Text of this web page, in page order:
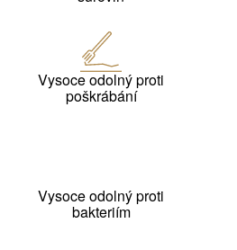
Vysoce odolný proti
poškrábání
Vysoce odolný proti
bakteriím